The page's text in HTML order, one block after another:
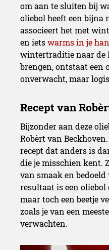
om aan te sluiten bij
oliebol heeft een bijna
associeert het met
en ietswarms in je
wintertraditie naar de
brengen, ontstaat een
onverwacht, maar
Bijzonder aan deze
Robèrt van
recept dat anders is
die je misschien kent.
van smaak en bedoeld
resultaat is een
maar toch een beetje
zoals je van een
verwachten.